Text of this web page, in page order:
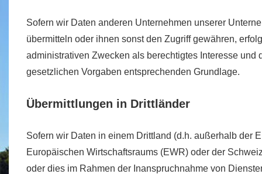
Sofern wir Daten anderen Unternehmen unserer
übermitteln oder ihnen sonst den Zugriff gewähren,
administrativen Zwecken als berechtigtes Interesse und
gesetzlichen Vorgaben entsprechenden Grundlage.
Übermittlungen in Drittländer
Sofern wir Daten in einem Drittland (d.h. außerhalb der
Europäischen Wirtschaftsraums (EWR) oder der
oder dies im Rahmen der Inanspruchnahme von